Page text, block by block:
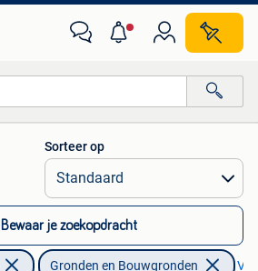
Alle afstanden…
Sorteer op
Bewaar je zoekopdracht
Gronden en Bouwgronden